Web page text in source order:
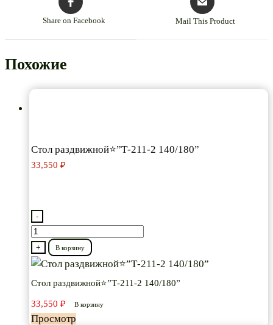
Share on Facebook Mail This Product
Похожие
Стол раздвижной⭐”Т-211-2 140/180”
33,550 ₽
-
Количество
товара
Стол
140/180”
+ В корзину
Стол раздвижной⭐”Т-211-2 140/180”
33,550 ₽ В корзину
Просмотр